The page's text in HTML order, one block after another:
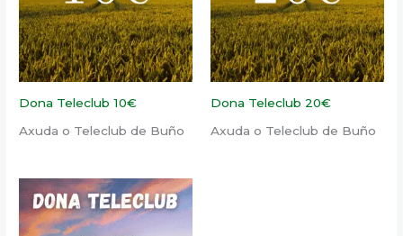
Dona Teleclub 10€
Axuda o Teleclub de Buño
Dona Teleclub 20€
Axuda o Teleclub de Buño